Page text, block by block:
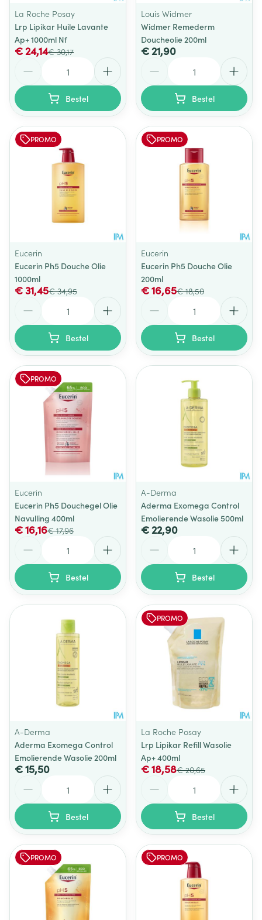
La Roche Posay
Lrp Lipikar Huile Lavante
Ap+ 1000ml Nf
€ 30,17
€ 24,14
Bestel
Louis Widmer
Widmer Remederm
Doucheolie 200ml
€ 21,90
Bestel
PROMO
Eucerin
Eucerin Ph5 Douche Olie
1000ml
€ 34,95
€ 31,45
Bestel
PROMO
Eucerin
Eucerin Ph5 Douche Olie
200ml
€ 18,50
€ 16,65
Bestel
PROMO
Eucerin
Eucerin Ph5 Douchegel Olie
Navulling 400ml
€ 17,96
€ 16,16
Bestel
A-Derma
Aderma Exomega Control
Emolierende Wasolie 500ml
€ 22,90
Bestel
A-Derma
Aderma Exomega Control
Emolierende Wasolie 200ml
€ 15,50
Bestel
PROMO
La Roche Posay
Lrp Lipikar Refill Wasolie
Ap+ 400ml
€ 20,65
€ 18,58
Bestel
PROMO PROMO